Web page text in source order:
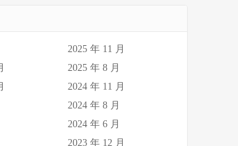
2025 年 11 月
2025 年 8 月
2024 年 11 月
2024 年 8 月
2024 年 6 月
2023 年 12 月